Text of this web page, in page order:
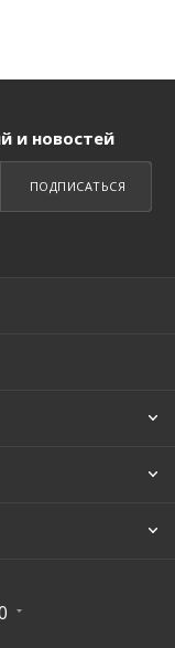
и новостей
ПОДПИСАТЬСЯ